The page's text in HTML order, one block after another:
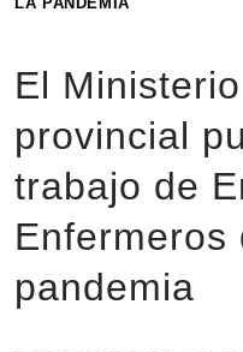
El
provincial
trabajo de
Enfermeros
pandemia